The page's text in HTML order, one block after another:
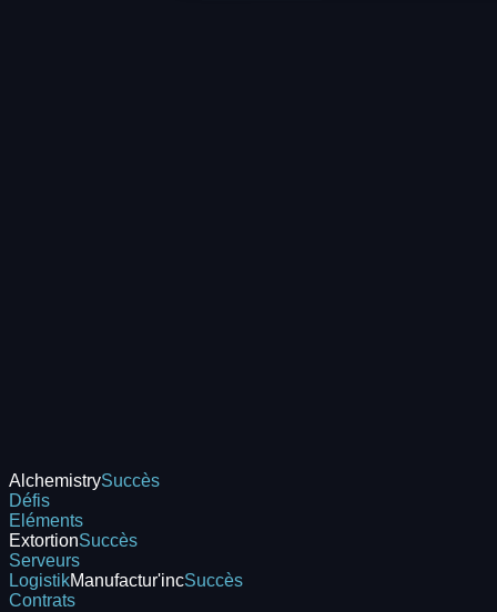
AlchemistrySuccès
Défis
Eléments
ExtortionSuccès
Serveurs
LogistikManufactur'incSuccès
Contrats